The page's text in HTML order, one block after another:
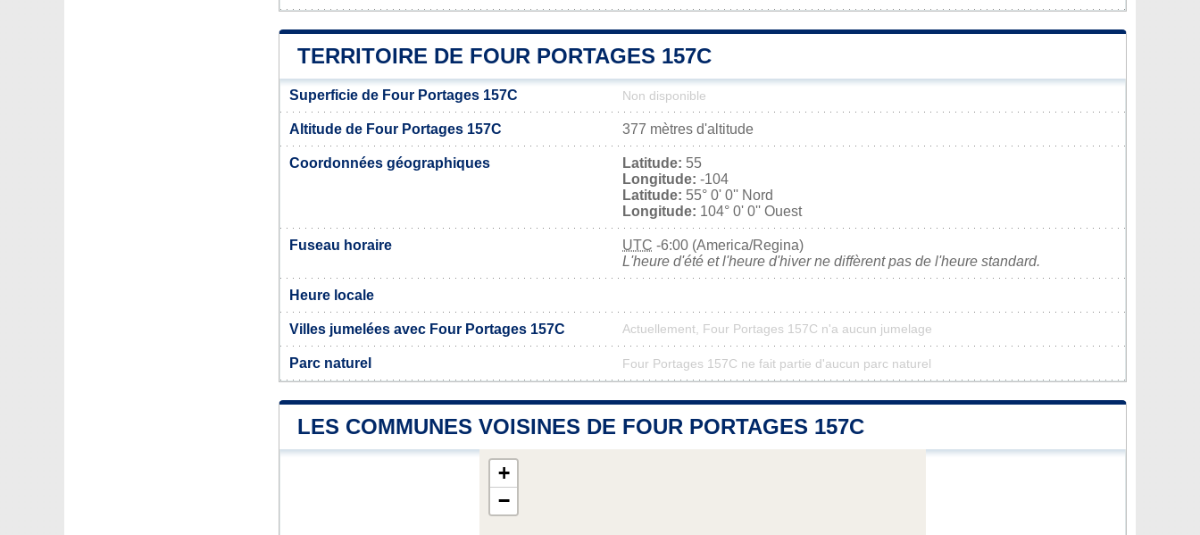
TERRITOIRE DE FOUR PORTAGES 157C
Superficie de Four Portages 157C Non disponible
Altitude de Four Portages 157C 377 mètres d'altitude
Coordonnées géographiques Latitude: 55
Longitude: -104
Latitude: 55° 0' 0'' Nord
Longitude: 104° 0' 0'' Ouest
Fuseau horaire UTC -6:00 (America/Regina)
L'heure d'été et l'heure d'hiver ne diffèrent pas de l'heure standard.
Heure locale
Villes jumelées avec Four Portages 157C Actuellement, Four Portages 157C n'a aucun jumelage
Parc naturel Four Portages 157C ne fait partie d'aucun parc naturel
LES COMMUNES VOISINES DE FOUR PORTAGES 157C
+
−